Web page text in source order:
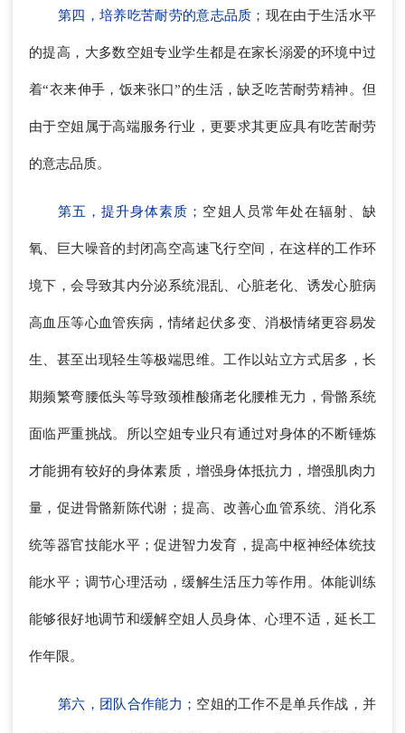
第四，培养吃苦耐劳的意志品质； 现在由于生活水平
的提高，大多数空姐专业学生都是在家长溺爱的环境中过
着“衣来伸手，饭来张口”的生活，缺乏吃苦耐劳精神。但
由于空姐属于高端服务行业，更要求其更应具有吃苦耐劳
的意志品质。
第五，提升身体素质； 空姐人员常年处在辐射、缺
氧、巨大噪音的封闭高空高速飞行空间，在这样的工作环
境下，会导致其内分泌系统混乱、心脏老化、诱发心脏病
高血压等心血管疾病，情绪起伏多变、消极情绪更容易发
生、甚至出现轻生等极端思维。工作以站立方式居多，长
期频繁弯腰低头等导致颈椎酸痛老化腰椎无力，骨骼系统
面临严重挑战。所以空姐专业只有通过对身体的不断锤炼
才能拥有较好的身体素质，增强身体抵抗力，增强肌肉力
量，促进骨骼新陈代谢；提高、改善心血管系统、消化系
统等器官技能水平；促进智力发育，提高中枢神经体统技
能水平；调节心理活动，缓解生活压力等作用。体能训练
能够很好地调节和缓解空姐人员身体、心理不适，延长工
作年限。
第六，团队合作能力； 空姐的工作不是单兵作战，并